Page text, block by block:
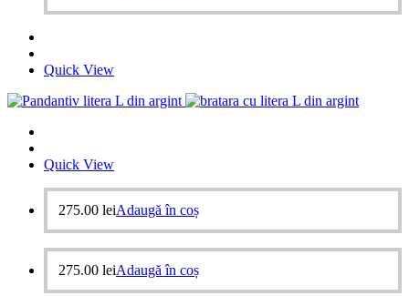
Quick View
Quick View
275.00 leiAdaugă în coș
275.00 leiAdaugă în coș